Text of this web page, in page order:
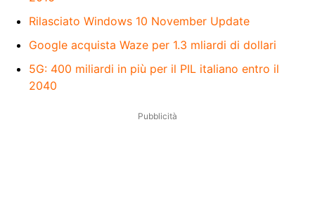
Rilasciato Windows 10 November Update
Google acquista Waze per 1.3 mliardi di dollari
5G: 400 miliardi in più per il PIL italiano entro il
2040
Pubblicità